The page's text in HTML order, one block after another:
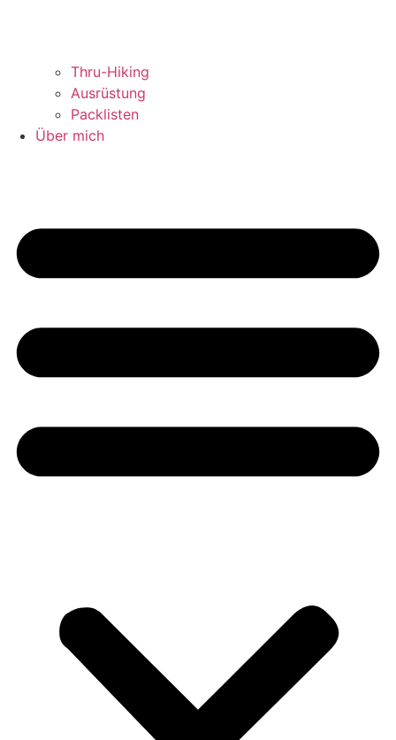
Thru-Hiking
Ausrüstung
Packlisten
Über mich